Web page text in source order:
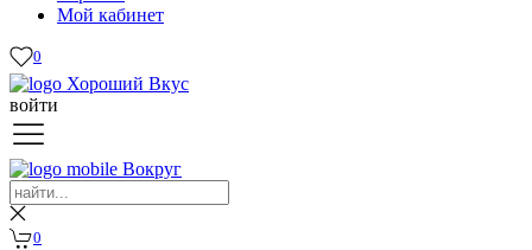
Мой кабинет
0
войти
0